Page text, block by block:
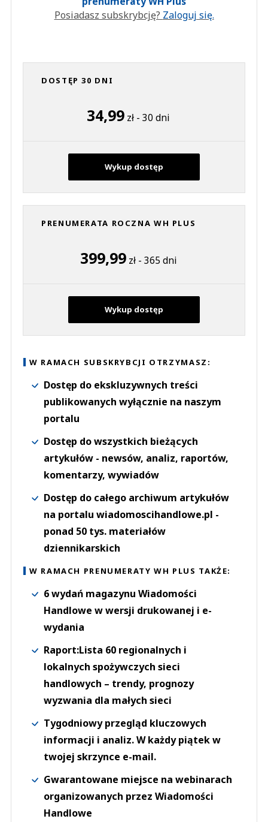
Posiadasz subskrybcję? Zaloguj się.
DOSTĘP 30 DNI
34,99 zł - 30 dni
Wykup dostęp
PRENUMERATA ROCZNA WH PLUS
399,99zł - 365 dni
Wykup dostęp
W RAMACH SUBSKRYBCJI OTRZYMASZ:
Dostęp do ekskluzywnych treści
publikowanych wyłącznie na naszym
portalu
Dostęp do wszystkich bieżących
artykułów - newsów, analiz, raportów,
komentarzy, wywiadów
Dostęp do całego archiwum artykułów
na portalu wiadomoscihandlowe.pl -
ponad 50 tys. materiałów
dziennikarskich
W RAMACH PRENUMERATY WH PLUS TAKŻE:
6 wydań magazynu Wiadomości
Handlowe w wersji drukowanej i e-
wydania
Raport:Lista 60 regionalnych i
lokalnych spożywczych sieci
handlowych – trendy, prognozy
wyzwania dla małych sieci
Tygodniowy przegląd kluczowych
informacji i analiz. W każdy piątek w
twojej skrzynce e-mail.
Gwarantowane miejsce na webinarach
organizowanych przez Wiadomości
Handlowe